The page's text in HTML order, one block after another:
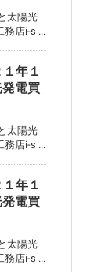
太陽光
務店i-s ...
年１
電買
太陽光
務店i-s ...
年１
電買
太陽光
務店i-s ...